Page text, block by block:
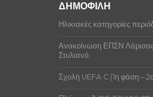
ΔΗΜΟΦΙΛΗ
Ηλικιακές κατηγορίες
Ανακοίνωση ΕΠΣΝ
Στυλιανό.
Σχολή UEFA C (1η φάση –